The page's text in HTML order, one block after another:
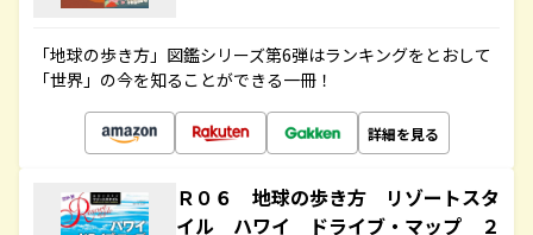
「地球の歩き方」図鑑シリーズ第6弾はランキングをとおして
「世界」の今を知ることができる一冊！
詳細を見る
Ｒ０６ 地球の歩き方 リゾートスタ
イル ハワイ ドライブ・マップ ２